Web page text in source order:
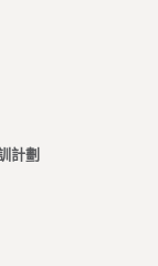
計劃